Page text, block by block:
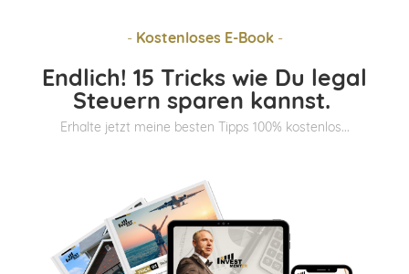
- Kostenloses E-Book-
Endlich! 15 Tricks wie Du legal
Steuern sparen kannst.
Erhalte jetzt meine besten Tipps 100% kostenlos...